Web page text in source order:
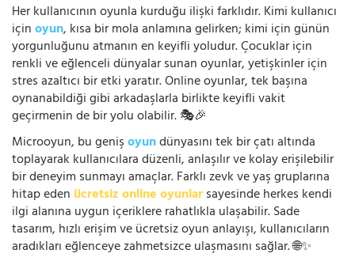
Her kullanıcının oyunla kurduğu ilişki farklıdır. Kimi kullanıcı
içinoyun, kısa bir mola anlamına gelirken; kimi için günün
yorgunluğunu atmanın en keyifli yoludur. Çocuklar için
renkli ve eğlenceli dünyalar sunan oyunlar, yetişkinler için
stres azaltıcı bir etki yaratır. Online oyunlar, tek başına
oynanabildiği gibi arkadaşlarla birlikte keyifli vakit
geçirmenin de bir yolu olabilir. 🎭🎉
Microoyun, bu genişoyundünyasını tek bir çatı altında
toplayarak kullanıcılara düzenli, anlaşılır ve kolay erişilebilir
bir deneyim sunmayı amaçlar. Farklı zevk ve yaş gruplarına
hitap eden ücretsiz online oyunlarsayesinde herkes kendi
ilgi alanına uygun içeriklere rahatlıkla ulaşabilir. Sade
tasarım, hızlı erişim ve ücretsiz oyun anlayışı, kullanıcıların
aradıkları eğlenceye zahmetsizce ulaşmasını sağlar. 🌐✨